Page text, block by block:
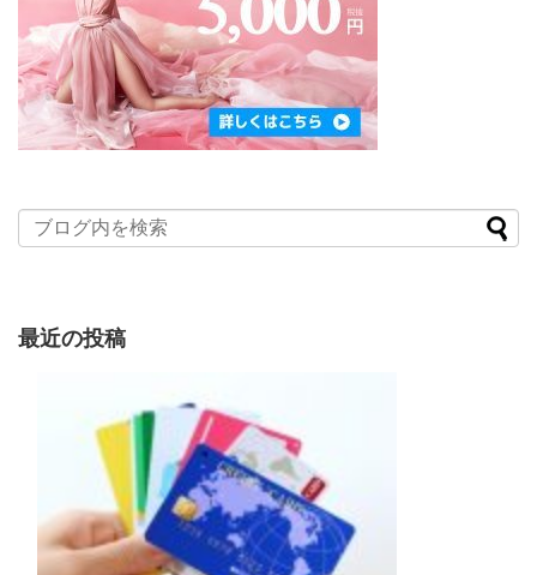
最近の投稿